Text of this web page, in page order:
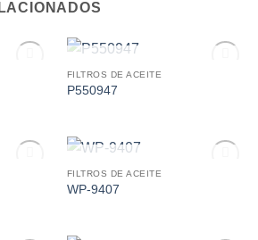
AGOTADO
FILTROS DE ACEITE
P550947
AGOTADO
FILTROS DE ACEITE
WP-9407